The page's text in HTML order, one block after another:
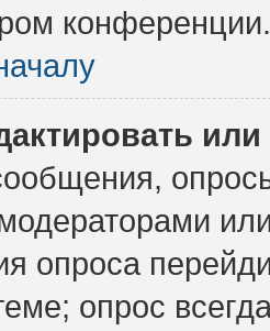
конференции.
опроса
опрос